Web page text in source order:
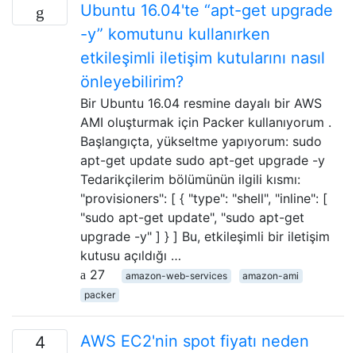
Ubuntu 16.04'te “apt-get upgrade
-y” komutunu kullanırken
etkileşimli iletişim kutularını nasıl
önleyebilirim?
Bir Ubuntu 16.04 resmine dayalı bir AWS
AMI oluşturmak için Packer kullanıyorum .
Başlangıçta, yükseltme yapıyorum: sudo
apt-get update sudo apt-get upgrade -y
Tedarikçilerim bölümünün ilgili kısmı:
"provisioners": [ { "type": "shell", "inline": [
"sudo apt-get update", "sudo apt-get
upgrade -y" ] } ] Bu, etkileşimli bir iletişim
kutusu açıldığı …
27
amazon-web-services
amazon-ami
packer
4
AWS EC2'nin spot fiyatı neden